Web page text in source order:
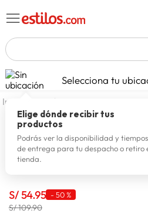
TÉRMINOS MÁS BUSCADOS
1. celulares
2. zapatillas mujer
3. zapatillas hombre
4. moda
6 . tv
Selecciona tu
Elige dónde recibir tus
productos
Podrás ver la disponibilidad y tiempos
de entrega para tu despacho o retiro
tienda.
moda y accesorios
ESSENCE
Blusa Manga Larga Mujer
S/54.95 - 50 %
S/ 109.90